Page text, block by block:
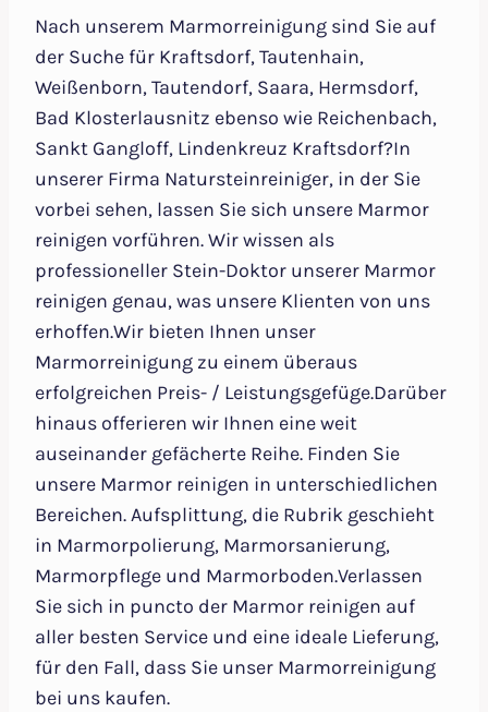
Nach unserem Marmorreinigung sind Sie auf
der Suche für Kraftsdorf, Tautenhain,
Weißenborn, Tautendorf, Saara, Hermsdorf,
Bad Klosterlausnitz ebenso wie Reichenbach,
Sankt Gangloff, Lindenkreuz Kraftsdorf?In
unserer Firma Natursteinreiniger, in der Sie
vorbei sehen, lassen Sie sich unsere Marmor
reinigen vorführen. Wir wissen als
professioneller Stein-Doktor unserer Marmor
reinigen genau, was unsere Klienten von uns
erhoffen.Wir bieten Ihnen unser
Marmorreinigung zu einem überaus
erfolgreichen Preis- / Leistungsgefüge.Darüber
hinaus offerieren wir Ihnen eine weit
auseinander gefächerte Reihe. Finden Sie
unsere Marmor reinigen in unterschiedlichen
Bereichen. Aufsplittung, die Rubrik geschieht
in Marmorpolierung, Marmorsanierung,
Marmorpflege und Marmorboden.Verlassen
Sie sich in puncto der Marmor reinigen auf
aller besten Service und eine ideale Lieferung,
für den Fall, dass Sie unser Marmorreinigung
bei uns kaufen.